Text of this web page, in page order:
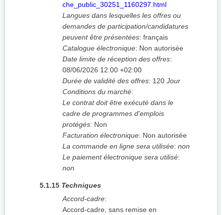
che_public_30251_1160297.html
Langues dans lesquelles les offres ou
demandes de participation/candidatures
peuvent être présentées: français
Catalogue électronique: Non autorisée
Date limite de réception des offres:
08/06/2026 12:00 +02:00
Durée de validité des offres: 120 Jour
Conditions du marché:
Le contrat doit être exécuté dans le
cadre de programmes d'emplois
protégés: Non
Facturation électronique: Non autorisée
La commande en ligne sera utilisée: non
Le paiement électronique sera utilisé:
non
5.1.15 Techniques
Accord-cadre:
Accord-cadre, sans remise en